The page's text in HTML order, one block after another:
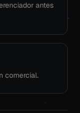
antes
comercial.